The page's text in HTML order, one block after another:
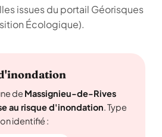
issues du portail Géorisques
Écologique).
de Massignieu-de-Rives
au risque d'inondation. Type
identifié :